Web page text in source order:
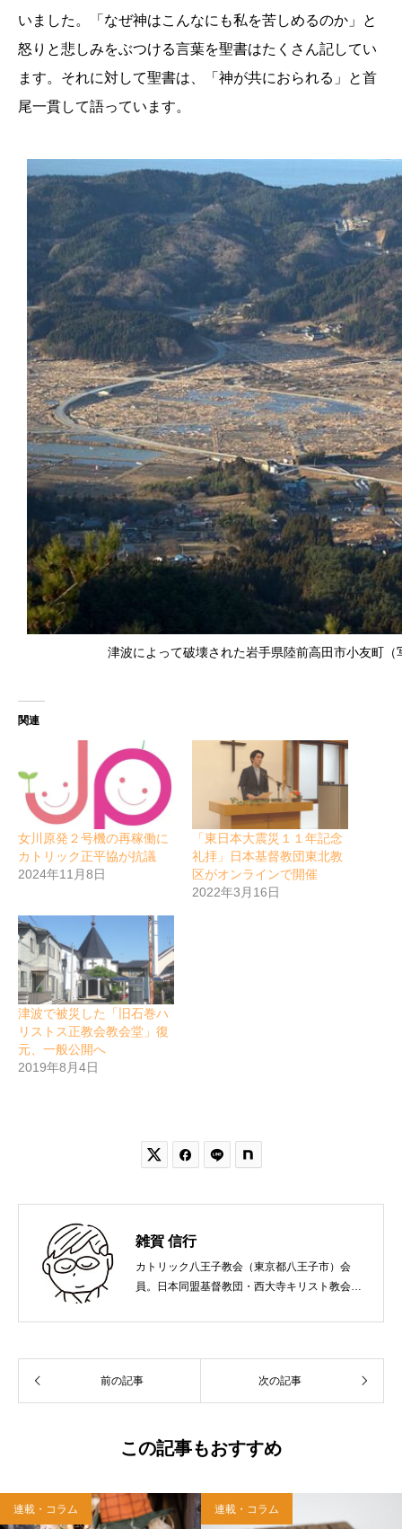
いました。「なぜ神はこんなにも私を苦しめるのか」と
怒りと悲しみをぶつける言葉を聖書はたくさん記してい
ます。それに対して聖書は、「神が共におられる」と首
尾一貫して語っています。
津波によって破壊された岩手県陸前高田市小友町
関連
女川原発２号機の再稼働に
カトリック正平協が抗議
2024年11月8日
「東日本大震災１１年記念
礼拝」日本基督教団東北教
区がオンラインで開催
2022年3月16日
津波で被災した「旧石巻ハ
リストス正教会教会堂」復
元、一般公開へ
2019年8月4日
 
雑賀 信行
カトリック八王子教会（東京都八王子市）会
員。日本同盟基督教団・西大寺キリスト教会
れ。関西学院大学社会学部卒業。９０年代、い
て、雜賀編集工房として独立。
前の記事 次の記事
この記事もおすすめ
連載・コラム 連載・コラム